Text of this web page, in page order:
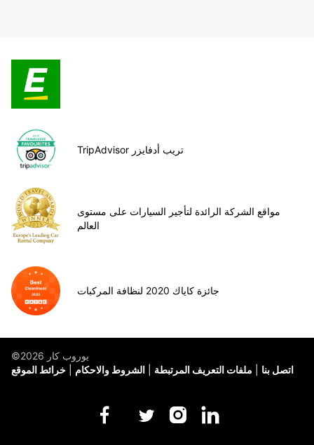
TripAdvisor تريب أدفايزر
مواقع الشركة الرائدة لتأجير السيارات على مستوى
العالم
جائزة كاياك 2020 لنظافة المركبات
©يوروب كار 2026
خرائط الموقع
الشروط والاحكام ملفات التعريف المرتبطة اتصل بنا